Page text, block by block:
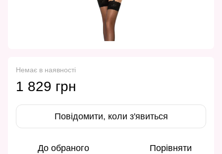
Немає в наявності
1 829 грн
Повідомити, коли з'явиться
До обраного Порівняти